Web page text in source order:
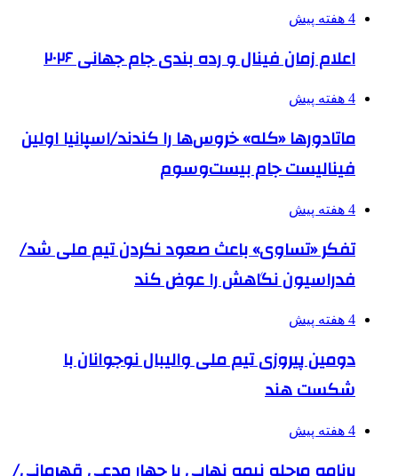
4 هفته پیش
اعلام زمان فینال و رده بندی جام جهانی ۲۰۲۶
4 هفته پیش
ماتادورها «کله» خروس‌ها را کندند/اسپانیا اولین
فینالیست جام بیست‌وسوم
4 هفته پیش
تفکر «تساوی» باعث صعود نکردن تیم ملی شد/
فدراسیون نگاهش را عوض کند
4 هفته پیش
دومین پیروزی تیم ملی والیبال نوجوانان با
شکست هند
4 هفته پیش